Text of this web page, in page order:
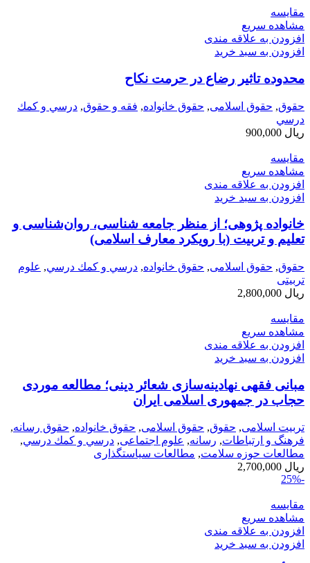
مقایسه
مشاهده سریع
افزودن به علاقه مندی
افزودن به سبد خرید
محدوده تاثیر رضاع در حرمت نکاح
حقوق, حقوق اسلامی, حقوق خانواده, فقه و حقوق, درسي و كمك
درسي
ریال
مقایسه
مشاهده سریع
افزودن به علاقه مندی
افزودن به سبد خرید
خانواده پژوهی؛ از منظر جامعه شناسی، روان‌شناسی و
تعلیم و تربیت (با رویکرد معارف اسلامی)
حقوق, حقوق اسلامی, حقوق خانواده, درسي و كمك درسي, علوم
تربیتی
ریال
مقایسه
مشاهده سریع
افزودن به علاقه مندی
افزودن به سبد خرید
مبانی فقهی نهادینه‌سازی شعائر دینی؛ مطالعه موردی
حجاب در جمهوری اسلامی ایران
تربیت اسلامی, حقوق, حقوق اسلامی, حقوق خانواده, حقوق رسانه,
فرهنگ و ارتباطات, رسانه, علوم اجتماعی, درسي و كمك درسي,
مطالعات حوزه سلامت, مطالعات سیاستگذاری
ریال
-25%
مقایسه
مشاهده سریع
افزودن به علاقه مندی
افزودن به سبد خرید